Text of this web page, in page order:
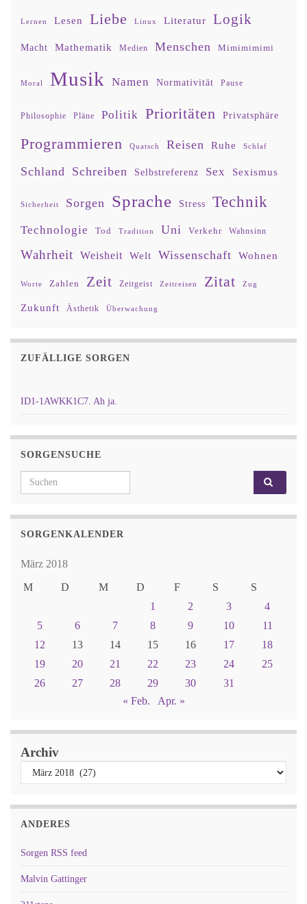
Lernen Lesen Liebe Linux Literatur Logik
Macht Mathematik Medien Menschen Mimimimimi
Moral Musik Namen Normativität Pause
Philosophie Pläne Politik Prioritäten Privatsphäre
Programmieren Quatsch Reisen Ruhe Schlaf
Schland Schreiben Selbstreferenz Sex Sexismus
Sicherheit Sorgen Sprache Stress Technik
Technologie Tod Tradition Uni Verkehr Wahnsinn
Wahrheit Weisheit Welt Wissenschaft Wohnen
Worte Zahlen Zeit Zeitgeist Zeitreisen Zitat Zug
Zukunft Ästhetik Überwachung
ZUFÄLLIGE SORGEN
ID1-1AWKK1C7. Ah ja.
SORGENSUCHE
Search for:
SORGENKALENDER
März 2018
M
D M D F S
S
1
2 3
4
5
6 7 8 9 10
11
12
13 14 15 16 17
18
19
20 21 22 23 24
25
26
27 28 29 30
31
« Feb.
Apr. »
Archiv
ANDERES
Sorgen RSS feed
Malvin Gattinger